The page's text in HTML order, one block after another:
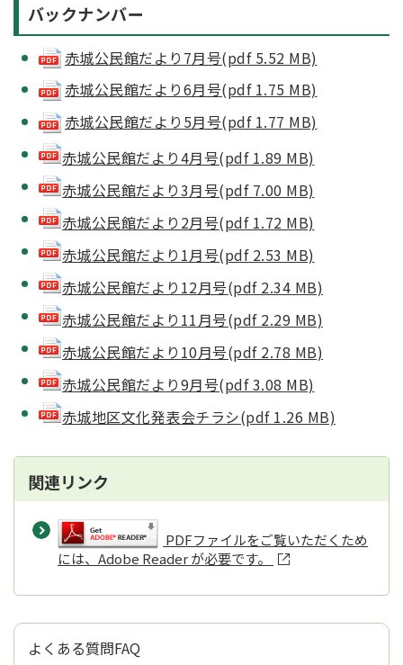
バックナンバー
赤城公民館だより7月号(pdf 5.52 MB)
赤城公民館だより6月号(pdf 1.75 MB)
赤城公民館だより5月号(pdf 1.77 MB)
赤城公民館だより4月号(pdf 1.89 MB)
赤城公民館だより3月号(pdf 7.00 MB)
赤城公民館だより2月号(pdf 1.72 MB)
赤城公民館だより1月号(pdf 2.53 MB)
赤城公民館だより12月号(pdf 2.34 MB)
赤城公民館だより11月号(pdf 2.29 MB)
赤城公民館だより10月号(pdf 2.78 MB)
赤城公民館だより9月号(pdf 3.08 MB)
赤城地区文化発表会チラシ(pdf 1.26 MB)
関連リンク
PDFファイルをご覧いただくため
には、Adobe Reader が必要です。
よくある質問FAQ